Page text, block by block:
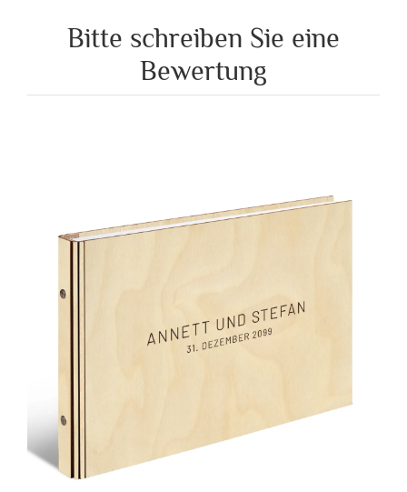
Bitte schreiben Sie eine
Bewertung